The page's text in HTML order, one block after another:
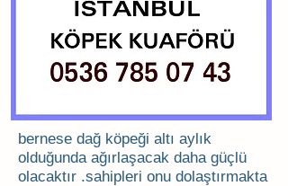
bernese dağ köpeği altı aylık
olduğunda ağırlaşacak daha güçlü
olacaktır .sahipleri onu dolaştırmakta